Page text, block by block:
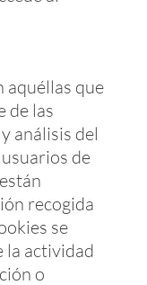
aquéllas que
de las
análisis del
de
recogida
se
la actividad
o